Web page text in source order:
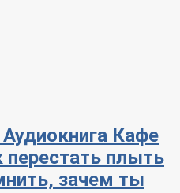
Аудиокнига Кафе
плыть
зачем ты